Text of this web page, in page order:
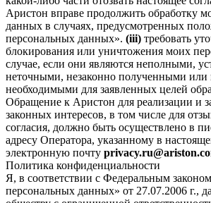
Аристон вправе продолжить обработку
данных в случаях, предусмотренных
персональных данных». (iii) требовать
блокирования или уничтожения моих
случае, если они являются неполными,
неточными, незаконно полученными или
необходимыми для заявленных целей
Обращение к Аристон для реализации и
законных интересов, в том числе для
согласия, должно быть осуществлено в
адресу Оператора, указанному в
электронную почту
Политика конфиденциальности
Я, в соответствии с Федеральным
персональных данных» от 27.07.2006 г.,